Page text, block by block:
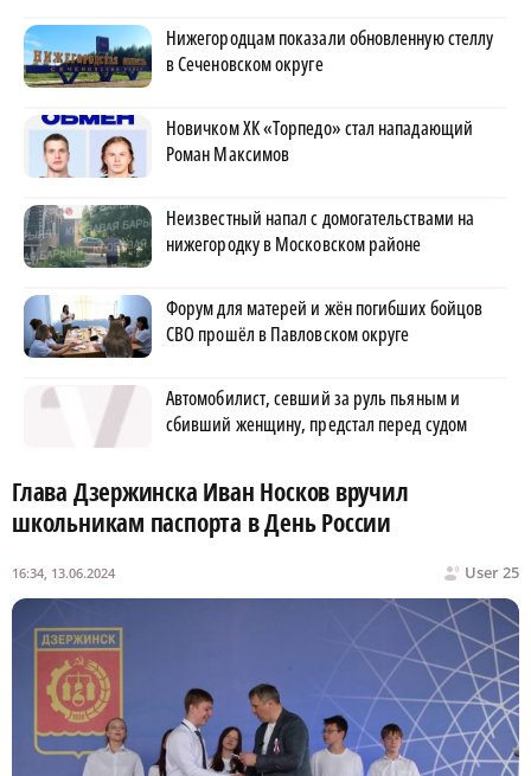
Нижегородцам показали обновленную стеллу
в Сеченовском округе
Новичком ХК «Торпедо» стал нападающий
Роман Максимов
Неизвестный напал с домогательствами на
нижегородку в Московском районе
Форум для матерей и жён погибших бойцов
СВО прошёл в Павловском округе
Автомобилист, севший за руль пьяным и
сбивший женщину, предстал перед судом
Глава Дзержинска Иван Носков вручил
школьникам паспорта в День России
User 25
16:34, 13.06.2024